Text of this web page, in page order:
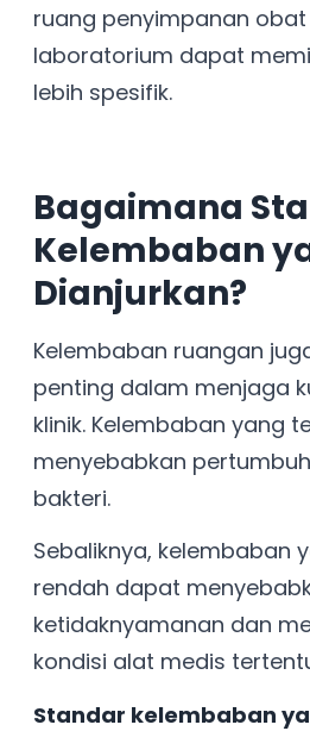
ruang penyimpanan
laboratorium dapat
lebih spesifik.
Bagaimana
Kelembaban
Dianjurkan?
Kelembaban ruangan
penting dalam menjaga
klinik. Kelembaban yang
menyebabkan
bakteri.
Sebaliknya, kelembaban
rendah dapat
ketidaknyamanan dan
kondisi alat medis
Standar kelembaban